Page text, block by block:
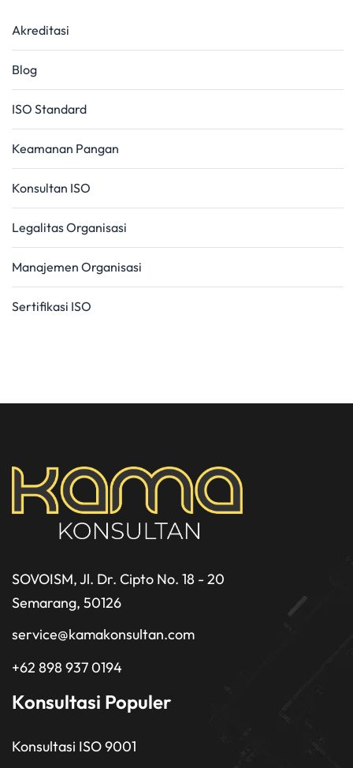
Akreditasi
Blog
ISO Standard
Keamanan Pangan
Konsultan ISO
Legalitas Organisasi
Manajemen Organisasi
Sertifikasi ISO
SOVOISM, Jl. Dr. Cipto No. 18 - 20
Semarang, 50126
service@kamakonsultan.com
+62 898 937 0194
Konsultasi Populer
Konsultasi ISO 9001